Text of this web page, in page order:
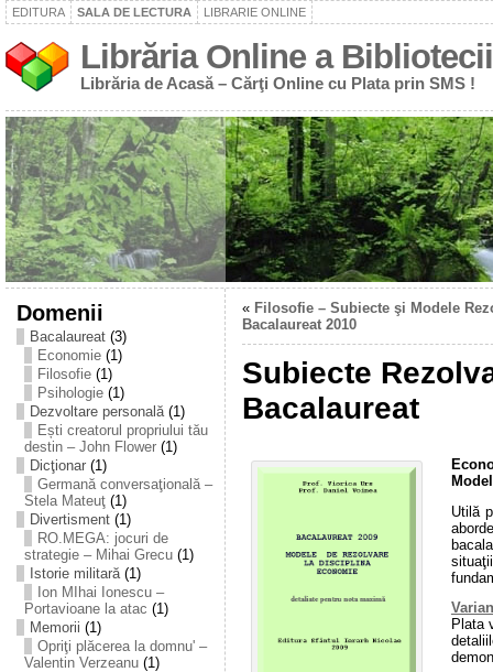
EDITURA SALA DE LECTURA LIBRARIE ONLINE
Librăria Online a
Librăria de Acasă – Cărţi Online cu Plata prin SMS !
Domenii
Bacalaureat(3)
Economie(1)
Filosofie(1)
Psihologie(1)
Dezvoltare personală(1)
Ești creatorul propriului tău
destin – John Flower(1)
Dicţionar(1)
Germană conversaţională –
Stela Mateuţ(1)
Divertisment(1)
RO.MEGA: jocuri de
strategie – Mihai Grecu(1)
Istorie militară(1)
Ion MIhai Ionescu –
Portavioane la atac (1)
Memorii (1)
Opriţi plăcerea la domnu' –
Valentin Verzeanu(1)
« Filosofie – Subiecte şi Modele
Bacalaureat 2010
Subiecte
Bacalaureat
Utilă
Plata